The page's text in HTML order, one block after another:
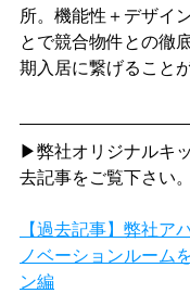
所。機能性＋デザイ
とで競合物件との徹
期入居に繋げること
▶弊社オリジナルキ
去記事をご覧下さい。
【過去記事】弊社ア
ノベーションルーム
ン編